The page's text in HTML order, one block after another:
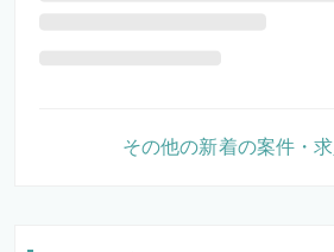
その他の新着の案件・